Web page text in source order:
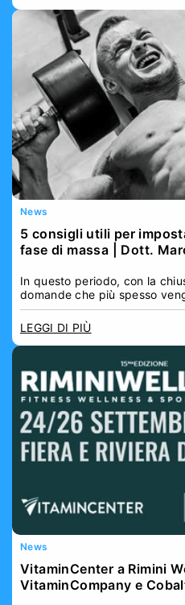
News
5 consigli utili per
fase di massa | Dott.
In questo periodo, con la
domande che più spesso
LEGGI DI PIÙ
News
VitaminCenter a Rimini
VitaminCompany e